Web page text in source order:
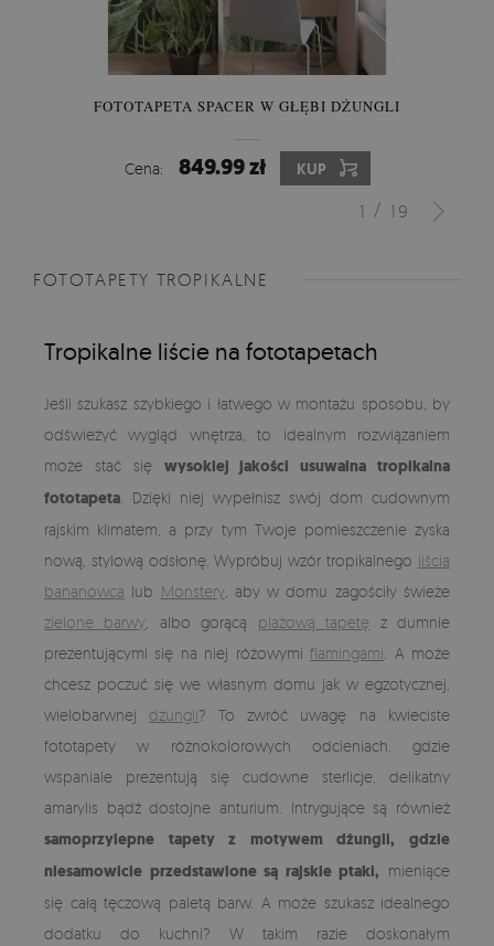
FOTOTAPETA SPACER W GŁĘBI DŻUNGLI
Cena: 849.99 zł KUP
1 / 19
FOTOTAPETY TROPIKALNE
Tropikalne liście na fototapetach
Jeśli szukasz szybkiego i łatwego w montażu sposobu, by
odświeżyć wygląd wnętrza, to idealnym rozwiązaniem
może stać się wysokiej jakości usuwalna tropikalna
fototapeta . Dzięki niej wypełnisz swój dom cudownym
rajskim klimatem, a przy tym Twoje pomieszczenie zyska
nową, stylową odsłonę. Wypróbuj wzór tropikalnego liścia
bananowca lub Monstery, aby w domu zagościły świeże
zielone barwy , albo gorącą plażową tapetę z dumnie
prezentującymi się na niej różowymiflamingami . A może
chcesz poczuć się we własnym domu jak w egzotycznej,
wielobarwnejdżungli? To zwróć uwagę na kwieciste
fototapety w różnokolorowych odcieniach, gdzie
wspaniale prezentują się cudowne sterlicje, delikatny
amarylis bądź dostojne anturium. Intrygujące są również
samoprzylepne tapety z motywem dżungli, gdzie
niesamowicie przedstawione są rajskie ptaki, mieniące
się całą tęczową paletą barw. A może szukasz idealnego
dodatku do kuchni? W takim razie doskonałym